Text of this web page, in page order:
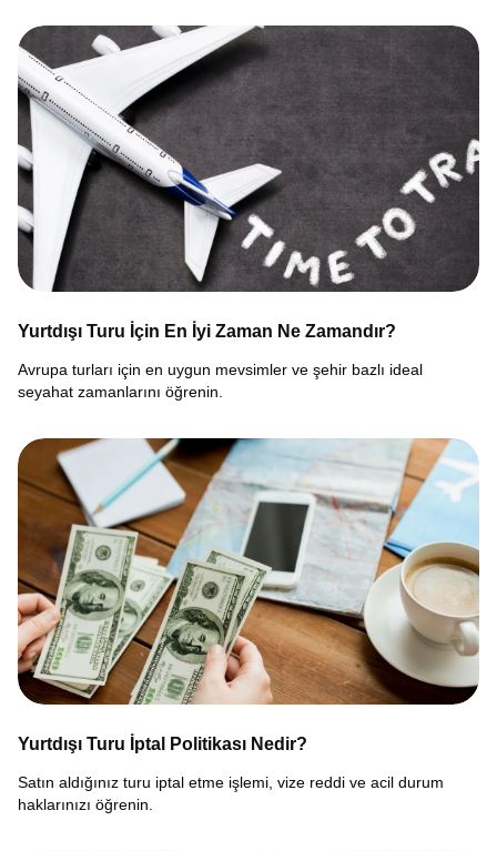
Yurtdışı Turu İçin En İyi Zaman Ne Zamandır?
Avrupa turları için en uygun mevsimler ve şehir bazlı ideal
seyahat zamanlarını öğrenin.
Yurtdışı Turu İptal Politikası Nedir?
Satın aldığınız turu iptal etme işlemi, vize reddi ve acil durum
haklarınızı öğrenin.